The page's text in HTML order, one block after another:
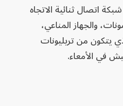
اتصال ثنائية الاتجاه
والجهاز المناعي،
يتكون من تريليونات
في الأمعاء.